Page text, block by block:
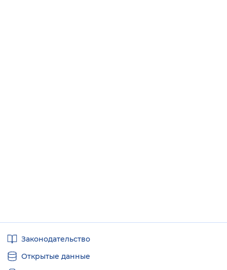
ссылкиЗаконодательство
Открытые данные